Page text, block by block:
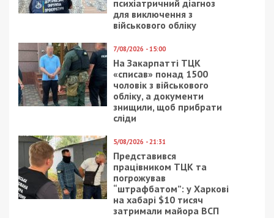
психіатричний діагноз
для виключення з
військового обліку
7/08/2026 - 15:00
На Закарпатті ТЦК
«списав» понад 1500
чоловік з військового
обліку, а документи
знищили, щоб прибрати
сліди
5/08/2026 - 21:31
Представився
працівником ТЦК та
погрожував
“штрафбатом”: у Харкові
на хабарі $10 тисяч
затримали майора ВСП